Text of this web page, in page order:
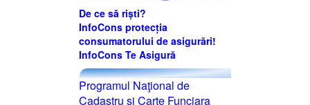
De ce să riști?
InfoCons protecția
consumatorului de asigurări!
InfoCons Te Asigură
Programul Naţional de
Cadastru şi Carte Funciara